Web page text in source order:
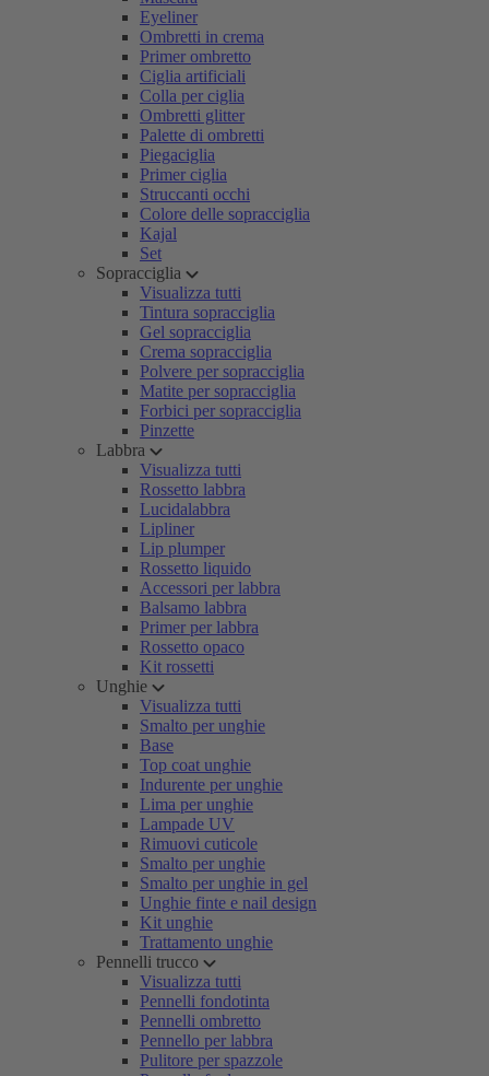
Eyeliner
Ombretti in crema
Primer ombretto
Ciglia artificiali
Colla per ciglia
Ombretti glitter
Palette di ombretti
Piegaciglia
Primer ciglia
Struccanti occhi
Colore delle sopracciglia
Kajal
Set
Sopracciglia
Visualizza tutti
Tintura sopracciglia
Gel sopracciglia
Crema sopracciglia
Polvere per sopracciglia
Matite per sopracciglia
Forbici per sopracciglia
Pinzette
Labbra
Visualizza tutti
Rossetto labbra
Lucidalabbra
Lipliner
Lip plumper
Rossetto liquido
Accessori per labbra
Balsamo labbra
Primer per labbra
Rossetto opaco
Kit rossetti
Unghie
Visualizza tutti
Smalto per unghie
Base
Top coat unghie
Indurente per unghie
Lima per unghie
Lampade UV
Rimuovi cuticole
Smalto per unghie
Smalto per unghie in gel
Unghie finte e nail design
Kit unghie
Trattamento unghie
Pennelli trucco
Visualizza tutti
Pennelli fondotinta
Pennelli ombretto
Pennello per labbra
Pulitore per spazzole